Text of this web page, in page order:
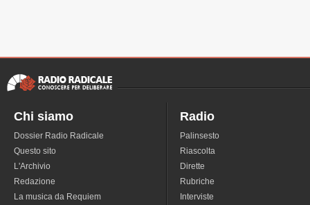
Chi siamo
Dossier Radio Radicale
Questo sito
L'Archivio
Redazione
La musica da Requiem
Radio
Palinsesto
Riascolta
Dirette
Rubriche
Interviste